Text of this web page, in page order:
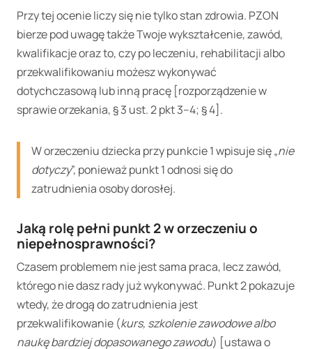
Przy tej ocenie liczy się nie tylko stan zdrowia. PZON
bierze pod uwagę także Twoje wykształcenie, zawód,
kwalifikacje oraz to, czy po leczeniu, rehabilitacji albo
przekwalifikowaniu możesz wykonywać
dotychczasową lub inną pracę [rozporządzenie w
sprawie orzekania, § 3 ust. 2 pkt 3–4; § 4].
W orzeczeniu dziecka przy punkcie 1 wpisuje się „nie
dotyczy”, ponieważ punkt 1 odnosi się do
zatrudnienia osoby dorosłej.
Jaką rolę pełni punkt 2 w orzeczeniu o
niepełnosprawności?
Czasem problemem nie jest sama praca, lecz zawód,
którego nie dasz rady już wykonywać. Punkt 2 pokazuje
wtedy, że drogą do zatrudnienia jest
przekwalifikowanie (kurs, szkolenie zawodowe albo
naukę bardziej dopasowanego zawodu) [ustawa o